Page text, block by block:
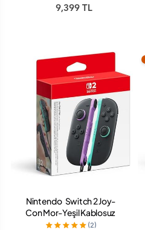
9,399 TL
Nintendo Switch 2 Joy-
Con Mor-Yeşil Kablosuz
Oyun Kolu(2)